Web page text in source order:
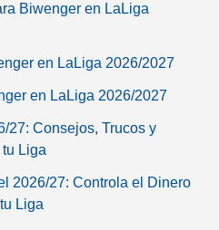
Biwenger en LaLiga
en LaLiga 2026/2027
en LaLiga 2026/2027
27: Consejos, Trucos y
Liga
2026/27: Controla el Dinero
Liga